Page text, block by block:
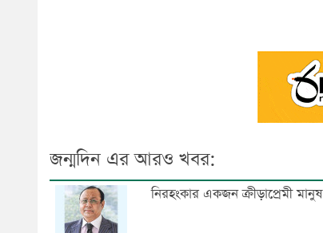
জন্মদিন এর আরও খবর:
নিরহংকার একজন ক্রীড়াপ্রেমী মানুষ